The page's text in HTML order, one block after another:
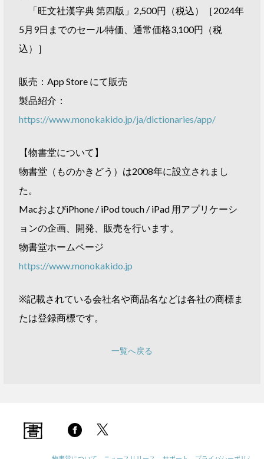
「旺文社漢字典 第四版」2,500円（税込）［2024年
5月9日までのセール特価、通常価格3,100円（税
込）］
販売：App Store にて販売
製品紹介：
https://www.monokakido.jp/ja/dictionaries/app/
【物書堂について】
物書堂（ものかきどう）は2008年に設立されまし
た。
MacおよびiPhone / iPod touch / iPad 用アプリケーシ
ョンの企画、開発、販売を行います。
物書堂ホームページ
https://www.monokakido.jp
※記載されている会社名や商品名などは各社の商標ま
たは登録商標です。
一覧へ戻る